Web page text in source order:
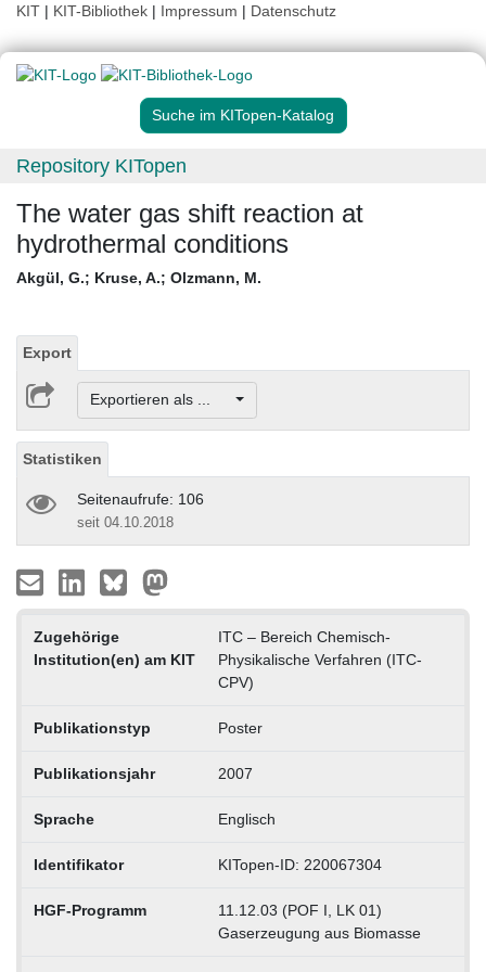
KIT | KIT-Bibliothek | Impressum | Datenschutz
Suche im KITopen-Katalog
Repository KITopen
The water gas shift reaction at
hydrothermal conditions
Akgül, G.; Kruse, A.; Olzmann, M.
Export
Exportieren als ...
Statistiken
Seitenaufrufe: 106
seit 04.10.2018
Zugehörige
Institution(en) am KIT
ITC – Bereich Chemisch-
Physikalische Verfahren (ITC-
CPV)
Publikationstyp Poster
Publikationsjahr 2007
Sprache Englisch
Identifikator KITopen-ID: 220067304
HGF-Programm
11.12.03 (POF I, LK 01)
Gaserzeugung aus Biomasse